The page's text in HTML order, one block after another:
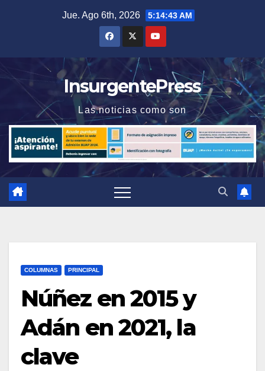
Jue. Ago 6th, 2026 5:14:43 AM
InsurgentePress
Las noticias como son
COLUMNAS PRINCIPAL
Núñez en 2015 y
Adán en 2021, la
clave